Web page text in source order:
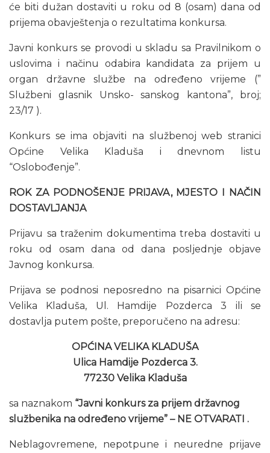
će biti dužan dostaviti u roku od 8 (osam) dana od
prijema obavještenja o rezultatima konkursa.
Javni konkurs se provodi u skladu sa Pravilnikom o
uslovima i načinu odabira kandidata za prijem u
organ državne službe na određeno vrijeme (”
Službeni glasnik Unsko- sanskog kantona”, broj;
23/17 ).
Konkurs se ima objaviti na službenoj web stranici
Općine Velika Kladuša i dnevnom listu
“Oslobođenje”.
ROK ZA PODNOŠENJE PRIJAVA, MJESTO I NAČIN
DOSTAVLJANJA
Prijavu sa traženim dokumentima treba dostaviti u
roku od osam dana od dana posljednje objave
Javnog konkursa.
Prijava se podnosi neposredno na pisarnici Općine
Velika Kladuša, Ul. Hamdije Pozderca 3 ili se
dostavlja putem pošte, preporučeno na adresu:
OPĆINA VELIKA KLADUŠA
Ulica Hamdije Pozderca 3.
77230 Velika Kladuša
sa naznakom “Javni konkurs za prijem državnog
službenika na određeno vrijeme” – NE OTVARATI .
Neblagovremene, nepotpune i neuredne prijave